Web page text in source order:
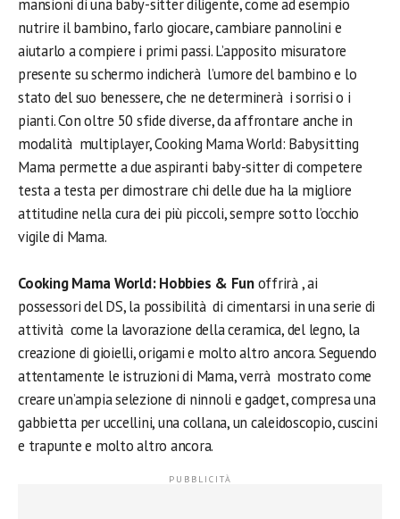
mansioni di una baby-sitter diligente, come ad esempio
nutrire il bambino, farlo giocare, cambiare pannolini e
aiutarlo a compiere i primi passi. L’apposito misuratore
presente su schermo indicherà l’umore del bambino e lo
stato del suo benessere, che ne determinerà i sorrisi o i
pianti. Con oltre 50 sfide diverse, da affrontare anche in
modalità multiplayer, Cooking Mama World: Babysitting
Mama permette a due aspiranti baby-sitter di competere
testa a testa per dimostrare chi delle due ha la migliore
attitudine nella cura dei più piccoli, sempre sotto l’occhio
vigile di Mama.
Cooking Mama World: Hobbies & Funoffrirà , ai
possessori del DS, la possibilità di cimentarsi in una serie di
attività come la lavorazione della ceramica, del legno, la
creazione di gioielli, origami e molto altro ancora. Seguendo
attentamente le istruzioni di Mama, verrà mostrato come
creare un’ampia selezione di ninnoli e gadget, compresa una
gabbietta per uccellini, una collana, un caleidoscopio, cuscini
e trapunte e molto altro ancora.